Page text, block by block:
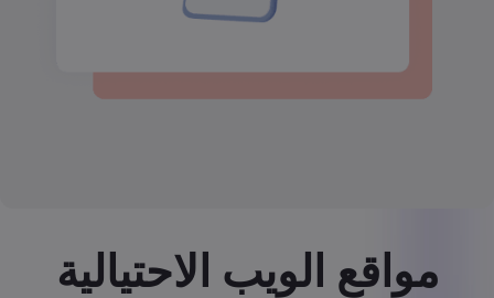
مواقع الويب الاحتيالية